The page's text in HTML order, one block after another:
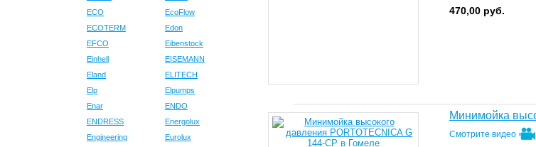
ECO
EcoFlow
ECOTERM
Edon
EFCO
Eibenstock
Einhell
EISEMANN
Eland
ELITECH
Elp
Elpumps
Enar
ENDO
ENDRESS
Energolux
Engineering
Eurolux
470,00 руб.
Минимойка
Смотрите видео